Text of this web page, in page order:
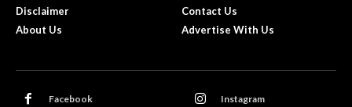
Disclaimer
About Us
Contact Us
Advertise With Us
Facebook Instagram